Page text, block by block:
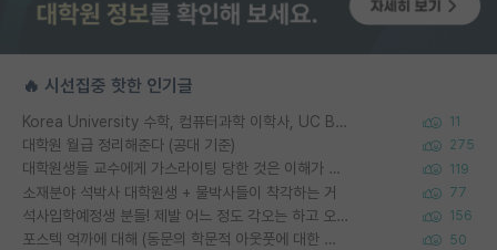
🔥 시선집중 핫한 인기글
Korea University 수학, 컴퓨터과학 이학사, UC Berkeley 산업공학 대학원 공학박사가 되는 것은 쉽지 않겠죠? 11
대학원 월급 정리해준다 (공대 기준) 275
대학원생들 교수에게 가스라이팅 당한 것은 이해가 갑니다. 안타깝네요. 119
소재분야 석박사 대학원생 + 물박사들이 착각하는 거 77
석사입학예정생 분들! 제발 어느 정도 각오는 하고 오세요. 156
포스텍 억까에 대해 (동문의 학문적 아웃풋에 대한 반박) 50